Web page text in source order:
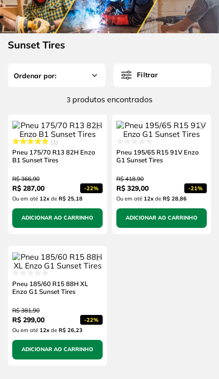
Sunset Tires
Filtrar
3 produtos
1
Pneu 175/70 R13 82H Enzo
B1 Sunset Tires
R$ 366,90
R$ 287,00 -22%
Ou em até 12xde R$ 25,18
ADICIONAR AO CARRINHO
Pneu 195/65 R15 91V Enzo
G1 Sunset Tires
R$ 418,90
R$ 329,00 -21%
Ou em até 12xde R$ 28,86
ADICIONAR AO CARRINHO
Pneu 185/60 R15 88H XL
Enzo G1 Sunset Tires
R$ 381,90
R$ 299,00 -22%
Ou em até 12xde R$ 26,23
ADICIONAR AO CARRINHO
6º fio
7º chave impacto
8º disco corte
serra copo
4 º escada
5º serra circular
º
disco corte